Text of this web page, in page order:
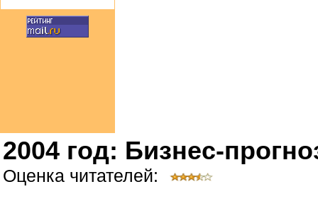
2004 год: Бизнес-
Оценка читателей: